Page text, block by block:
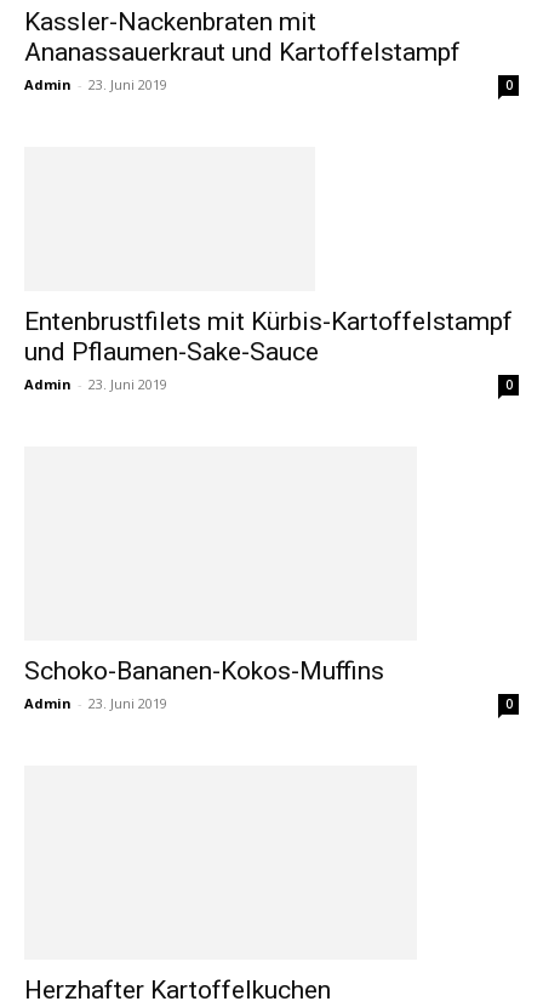
Kassler-Nackenbraten mit
Ananassauerkraut und Kartoffelstampf
Admin - 23. Juni 2019 0
Entenbrustfilets mit Kürbis-Kartoffelstampf
und Pflaumen-Sake-Sauce
Admin - 23. Juni 2019 0
Schoko-Bananen-Kokos-Muffins
Admin - 23. Juni 2019 0
Herzhafter Kartoffelkuchen